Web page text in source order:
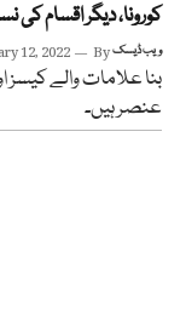
کورونا، دیگر اقسام
12, 2022 Byویب ڈیسک
بنا علامات والے کیسز
عنصر ہیں۔